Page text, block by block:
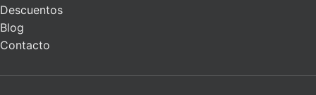
Descuentos
Blog
Contacto